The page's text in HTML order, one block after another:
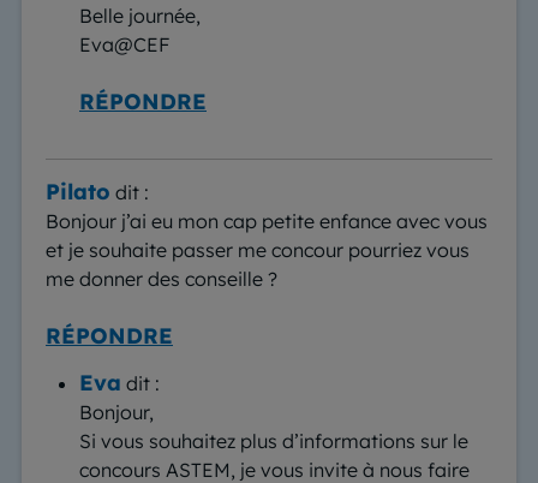
Belle journée,
Eva@CEF
RÉPONDRE
Pilato dit :
Bonjour j’ai eu mon cap petite enfance avec vous
et je souhaite passer me concour pourriez vous
me donner des conseille ?
RÉPONDRE
Eva dit :
Bonjour,
Si vous souhaitez plus d’informations sur le
concours ASTEM, je vous invite à nous faire